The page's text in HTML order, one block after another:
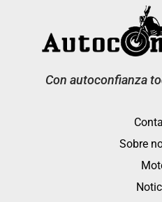
Con autoconfianza
Sobre